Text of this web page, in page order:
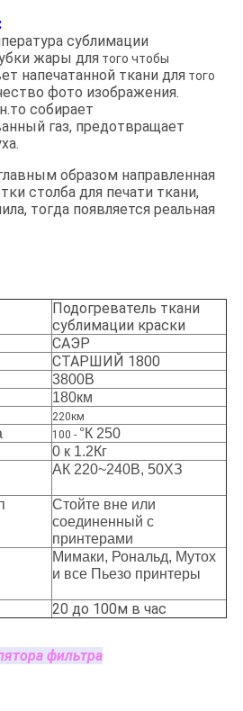
сублимации
жары для того чтобы
напечатанной ткани для того
фото изображения.
собирает
газ, предотвращает
образом направленная
столба для печати ткани,
тогда появляется реальная
Подогреватель ткани
сублимации краски
САЭР
СТАРШИЙ 1800
3800В
180км
220км
100 - °К 250
0 к 1.2Кг
АК 220~240В, 50ХЗ
Стойте вне или
соединенный с
принтерами
Мимаки, Рональд, Мутох
и все Пьезо принтеры
20 до 100м в час
фильтра